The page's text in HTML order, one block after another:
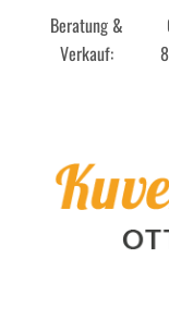
Beratung &
Verkauf: